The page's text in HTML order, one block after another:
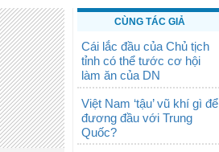
CÙNG TÁC GIẢ
Cái lắc đầu của Chủ tịch
tỉnh có thể tước cơ hội
làm ăn của DN
Việt Nam ‘tậu’ vũ khí gì để
đương đầu với Trung
Quốc?